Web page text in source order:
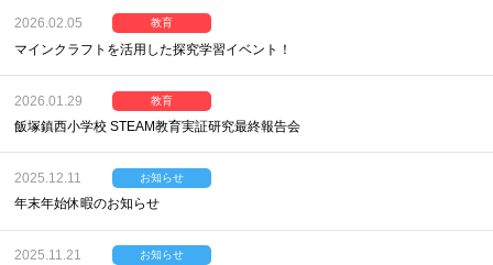
2026.02.05 教育
マインクラフトを活用した探究学習イベント！
2026.01.29 教育
飯塚鎮西小学校 STEAM教育実証研究最終報告会
2025.12.11 お知らせ
年末年始休暇のお知らせ
2025.11.21 お知らせ